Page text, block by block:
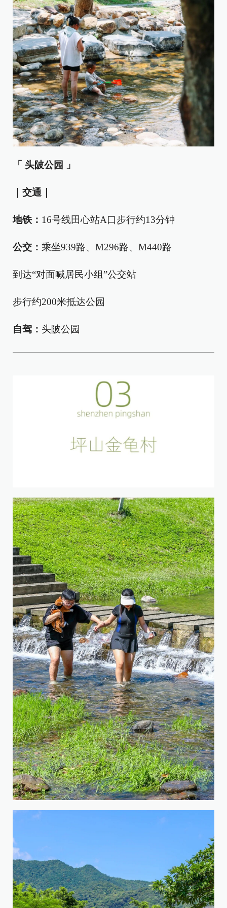
「 头陂公园 」
｜交通｜
地铁： 16号线田心站A口步行约13分钟
公交： 乘坐939路、M296路、M440路
到达“对面喊居民小组”公交站
步行约200米抵达公园
自驾 ： 头陂公园